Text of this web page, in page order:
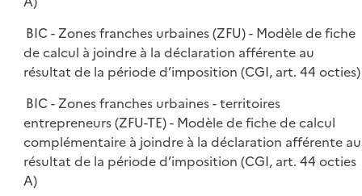
BIC - Zones franches urbaines (ZFU) - Modèle de fiche
de calcul à joindre à la déclaration afférente au
résultat de la période d’imposition (CGI, art. 44 octies)
BIC - Zones franches urbaines - territoires
entrepreneurs (ZFU-TE) - Modèle de fiche de calcul
complémentaire à joindre à la déclaration afférente au
résultat de la période d’imposition (CGI, art. 44 octies
A)